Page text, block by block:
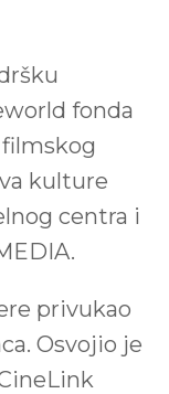
fonda
kulture
centra i
privukao
Osvojio je